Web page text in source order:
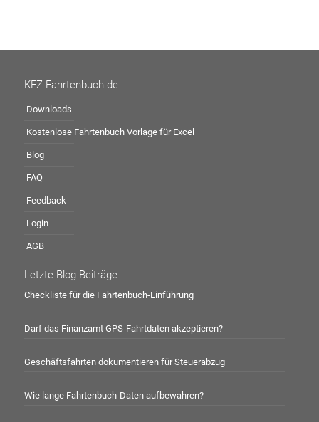
KFZ-Fahrtenbuch.de
Downloads
Kostenlose Fahrtenbuch Vorlage für Excel
Blog
FAQ
Feedback
Login
AGB
Letzte Blog-Beiträge
Checkliste für die Fahrtenbuch-Einführung
Darf das Finanzamt GPS-Fahrtdaten akzeptieren?
Geschäftsfahrten dokumentieren für Steuerabzug
Wie lange Fahrtenbuch-Daten aufbewahren?